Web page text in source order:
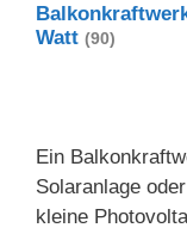
Watt (90)
Ein
Solaranlage
kleine